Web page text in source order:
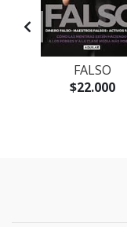
FALSO
$22.000